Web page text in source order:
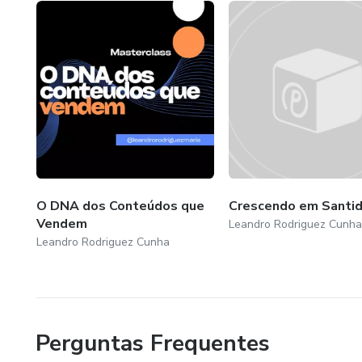
O DNA dos Conteúdos que
Vendem
Leandro Rodriguez Cunha
Crescendo em
Leandro Rodriguez Cunha
Perguntas Frequentes